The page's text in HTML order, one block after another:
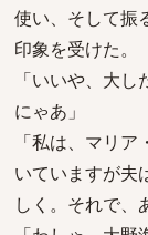
使い、そして振
印象を受けた。
「いいや、大
にゃあ」
「私は、マリ
いていますが夫
しく。それで、